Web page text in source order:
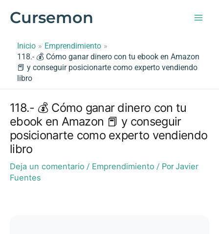
Cursemon
Inicio
Emprendimiento
118.- 💰 Cómo ganar dinero con tu ebook en Amazon
📕 y conseguir posicionarte como experto vendiendo
libro
118.- 💰 Cómo ganar dinero con tu
ebook en Amazon 📕 y conseguir
posicionarte como experto vendiendo
libro
Deja un comentario / Emprendimiento / PorJavier
Fuentes